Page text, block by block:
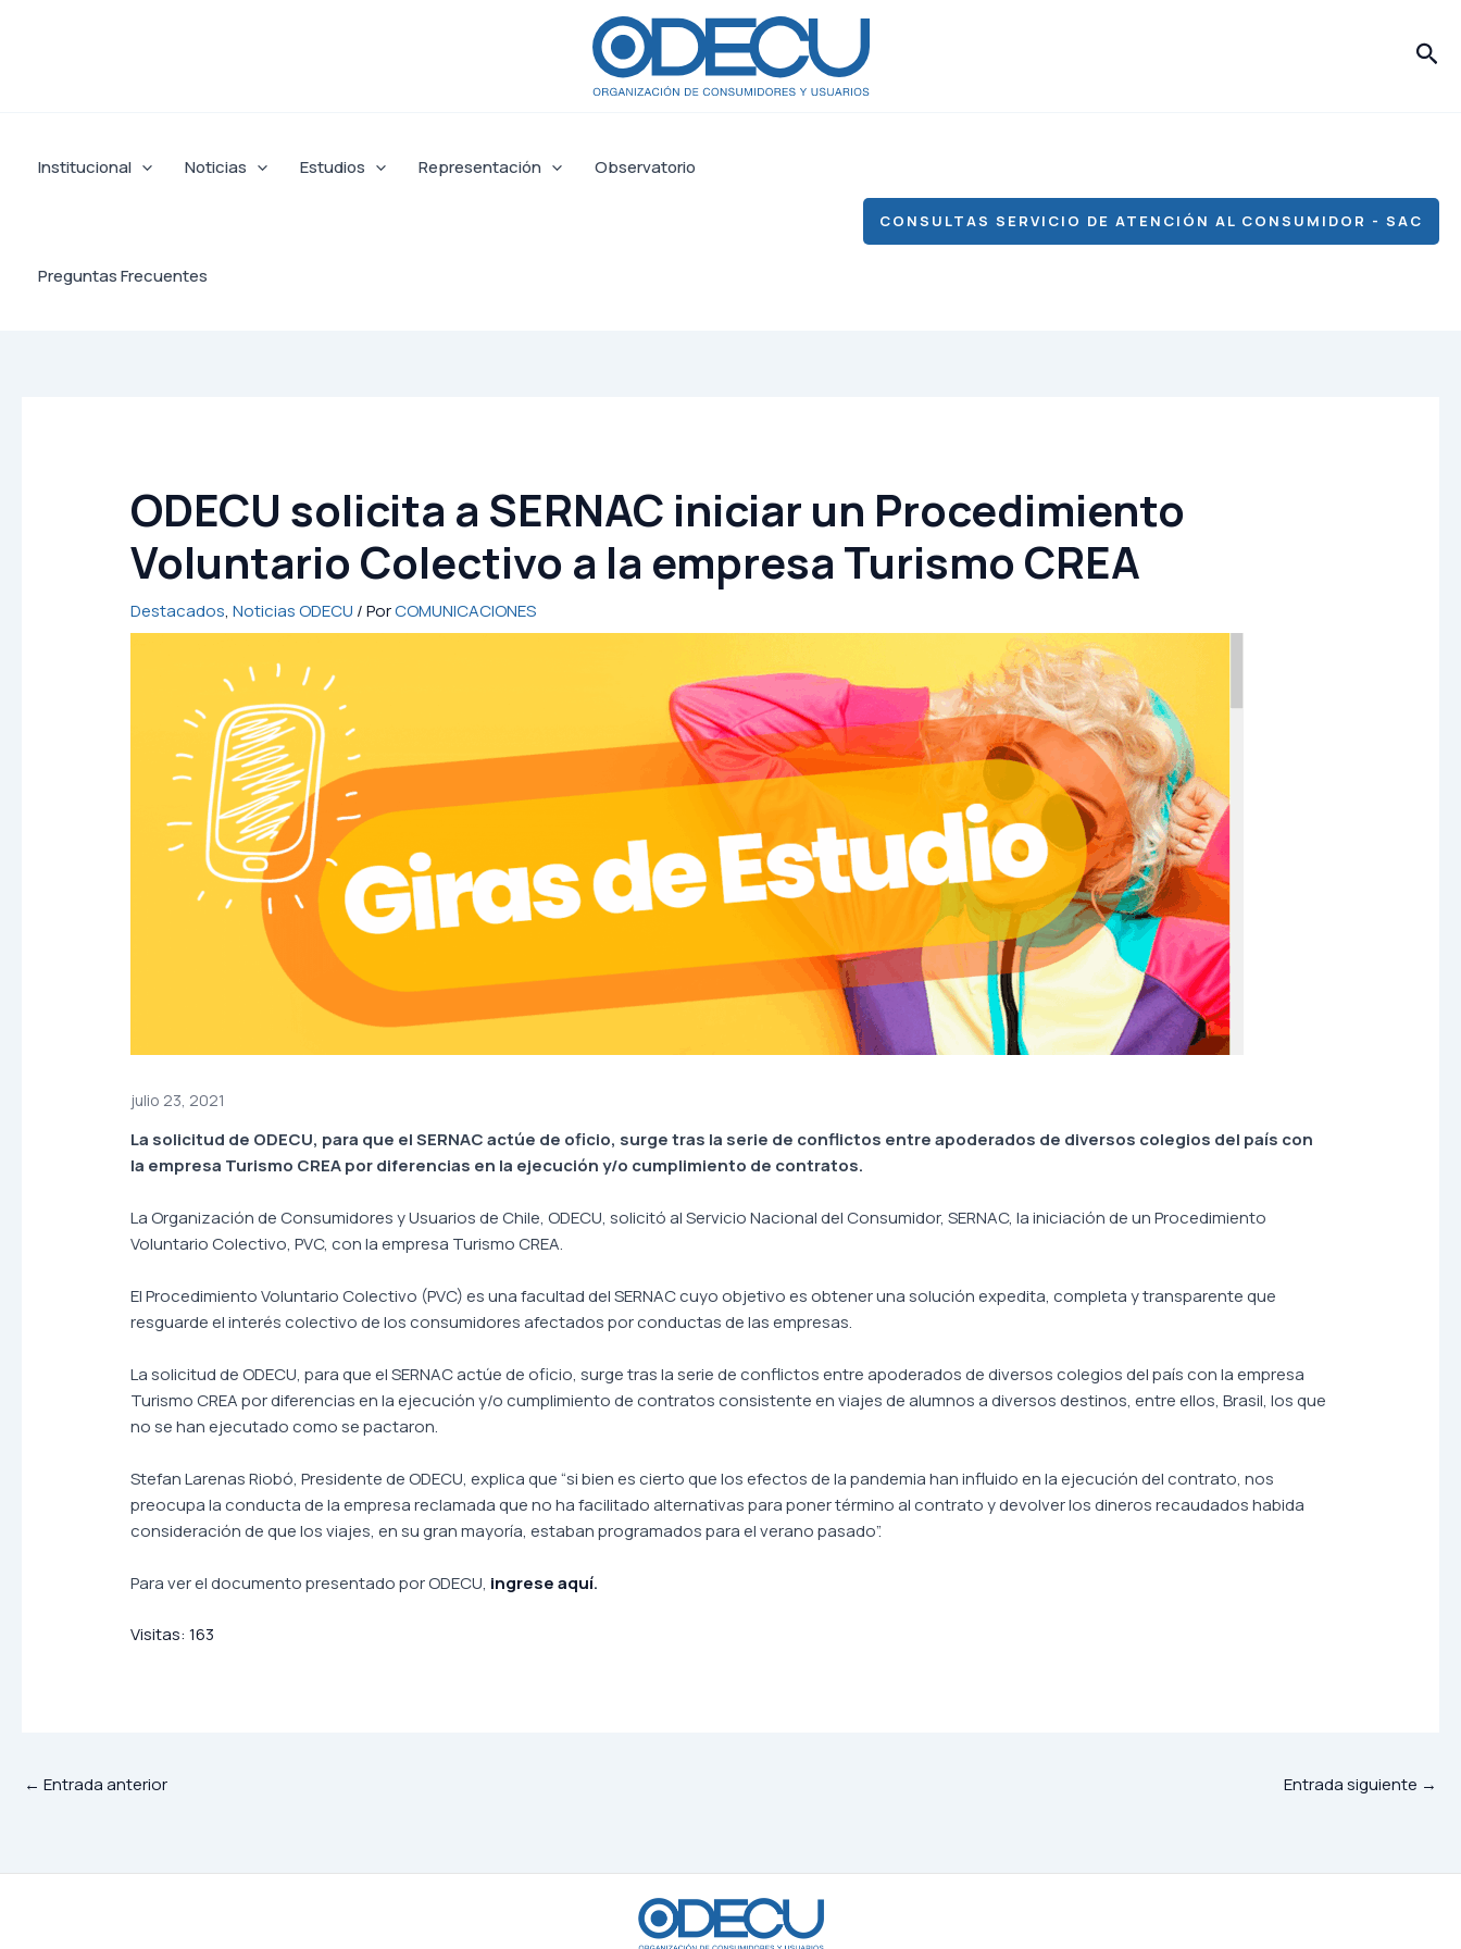
Institucional Noticias Estudios Representación Observatorio
Preguntas Frecuentes
CONSULTAS SERVICIO DE ATENCIÓN AL CONSUMIDOR - SAC
ODECU solicita a SERNAC iniciar un Procedimiento
Voluntario Colectivo a la empresa Turismo CREA
Destacados,Noticias ODECU / PorCOMUNICACIONES
julio 23, 2021
La solicitud de ODECU, para que el SERNAC actúe de oficio, surge tras la serie de conflictos entre apoderados de diversos colegios del país con
la empresa Turismo CREA por diferencias en la ejecución y/o cumplimiento de contratos.
La Organización de Consumidores y Usuarios de Chile, ODECU, solicitó al Servicio Nacional del Consumidor, SERNAC, la iniciación de un Procedimiento
Voluntario Colectivo, PVC, con la empresa Turismo CREA.
El Procedimiento Voluntario Colectivo (PVC) es una facultad del SERNAC cuyo objetivo es obtener una solución expedita, completa y transparente que
resguarde el interés colectivo de los consumidores afectados por conductas de las empresas.
La solicitud de ODECU, para que el SERNAC actúe de oficio, surge tras la serie de conflictos entre apoderados de diversos colegios del país con la empresa
Turismo CREA por diferencias en la ejecución y/o cumplimiento de contratos consistente en viajes de alumnos a diversos destinos, entre ellos, Brasil, los que
no se han ejecutado como se pactaron.
Stefan Larenas Riobó, Presidente de ODECU, explica que “si bien es cierto que los efectos de la pandemia han influido en la ejecución del contrato, nos
preocupa la conducta de la empresa reclamada que no ha facilitado alternativas para poner término al contrato y devolver los dineros recaudados habida
consideración de que los viajes, en su gran mayoría, estaban programados para el verano pasado”.
Para ver el documento presentado por ODECU, ingrese aquí.
Visitas: 163
← Entrada anterior Entrada siguiente →